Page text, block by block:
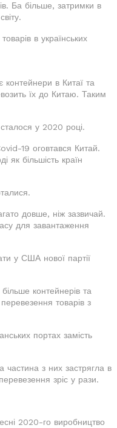
Ба більше, затримки в
в українських
в Китаї та
їх до Китаю. Таким
у 2020 році.
19 оговтався Китай.
як більшість країн
довше, ніж зазвичай.
для завантаження
у США нової партії
контейнерів та
товарів з
портах замість
частина з них застрягла в
зріс у рази.
2020-го виробництво